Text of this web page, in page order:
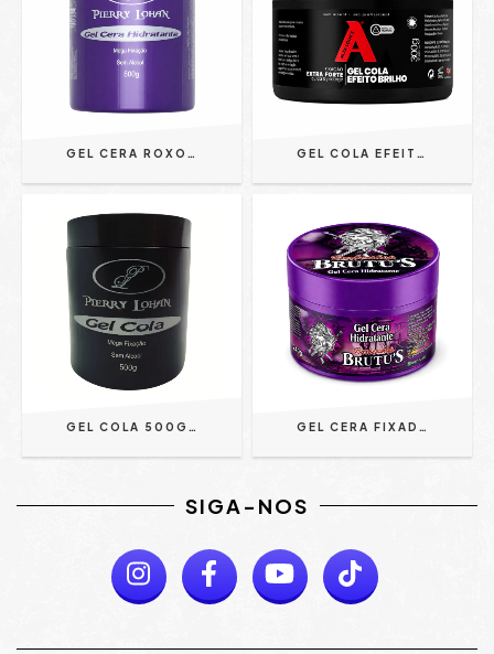
GEL CERA ROXO 500G - PIERRY LOHAN GEL COLA EFEITO BRILHO COM FIXAÇÃO EXTRA FORTE - ALFA LOOK'S 300G
GEL COLA 500G - PIERRY LOHAN GEL CERA FIXADOR HIDRATANTE 240G - BRUTU'S
SIGA-NOS